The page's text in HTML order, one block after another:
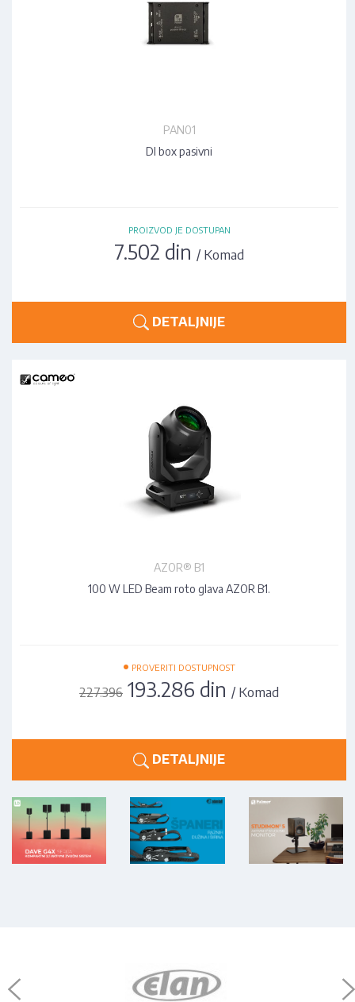
PAN01
DI box pasivni
PROIZVOD JE DOSTUPAN
7.502 din / Komad
DETALJNIJE
AZOR® B1
100 W LED Beam roto glava AZOR B1.
• PROVERITI DOSTUPNOST
227.396 193.286 din / Komad
DETALJNIJE